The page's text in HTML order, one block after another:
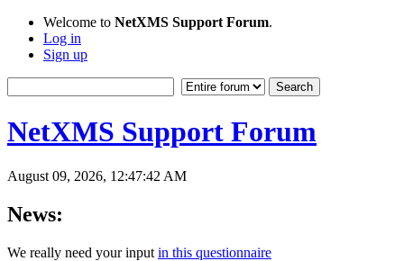
Welcome to NetXMS Support Forum.
Log in
Sign up
NetXMS Support Forum
August 09, 2026, 12:47:42 AM
News:
We really need your input in this questionnaire